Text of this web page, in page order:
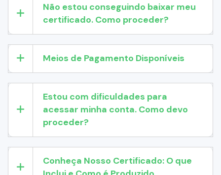
Não estou conseguindo baixar meu
certificado. Como proceder?
Meios de Pagamento Disponíveis
Estou com dificuldades para
acessar minha conta. Como devo
proceder?
Conheça Nosso Certificado: O que